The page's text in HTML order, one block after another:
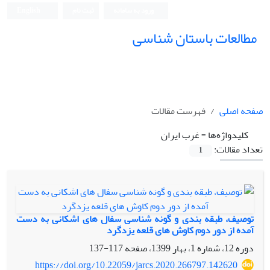
مطالعات باستان شناسی
صفحه اصلی
فهرست مقالات
کلیدواژه‌ها =غرب ایران
تعداد مقالات:
1
توصیف، طبقه بندی و گونه شناسی سفال های اشکانی به دست
آمده از دور دوم کاوش های قلعه یزدگرد
دوره 12، شماره 1، بهار 1399، صفحه
117-137
https://doi.org/10.22059/jarcs.2020.266797.142620